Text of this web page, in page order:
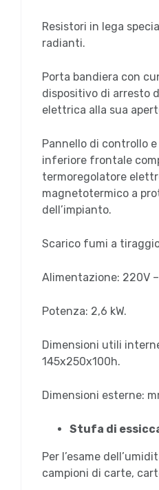
Resistori in lega
radianti.
Porta bandiera con
dispositivo di arresto
elettrica alla sua
Pannello di controllo
inferiore frontale
termoregolatore
magnetotermico a
dell’impianto.
Scarico fumi a
Alimentazione: 220V
Potenza: 2,6 kW.
Dimensioni utili
145x250x100h.
Dimensioni esterne:
Stufa di
Per l’esame
campioni di carte,